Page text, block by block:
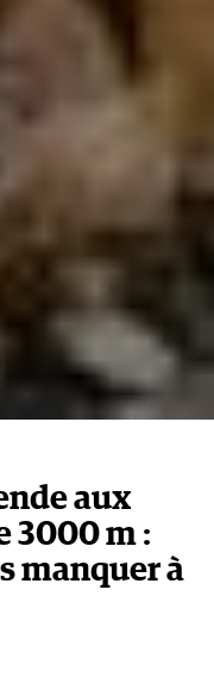
aux
3000 m :
manquer à